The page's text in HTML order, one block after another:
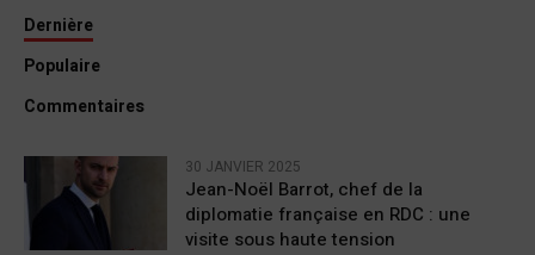
Dernière
Populaire
Commentaires
30 JANVIER 2025
Jean-Noël Barrot, chef de la
diplomatie française en RDC : une
visite sous haute tension